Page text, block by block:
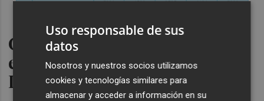
Concreción de inversiones y
estado de Edificant y zona
Dana
Uso responsable de sus
datos
Nosotros y nuestros socios utilizamos
cookies y tecnologías similares para
almacenar y acceder a información en su